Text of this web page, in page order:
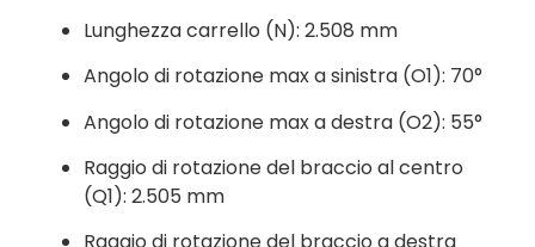
Lunghezza carrello (N): 2.508 mm
Angolo di rotazione max a sinistra (O1): 70°
Angolo di rotazione max a destra (O2): 55°
Raggio di rotazione del braccio al centro
(Q1): 2.505 mm